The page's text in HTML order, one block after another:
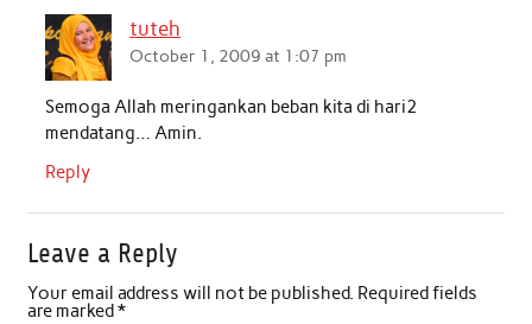
o
o
k
A
p
n
tuteh
October 1, 2009 at 1:07 pm
Semoga Allah meringankan beban kita di hari2
mendatang… Amin.
Reply
Leave a Reply
Your email address will not be published. Required fields
are marked*